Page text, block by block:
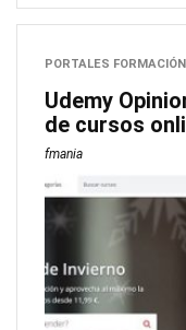
PORTALES FORMACIÓN
Udemy
de cursos
fmania